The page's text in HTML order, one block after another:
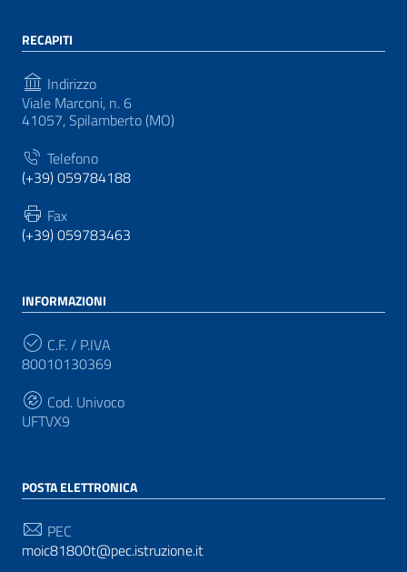
RECAPITI
Indirizzo
Viale Marconi, n. 6
41057, Spilamberto (MO)
Telefono
(+39) 059784188
Fax
(+39) 059783463
INFORMAZIONI
C.F. / P.IVA
80010130369
Cod. Univoco
UFTVX9
POSTA ELETTRONICA
PEC
moic81800t@pec.istruzione.it